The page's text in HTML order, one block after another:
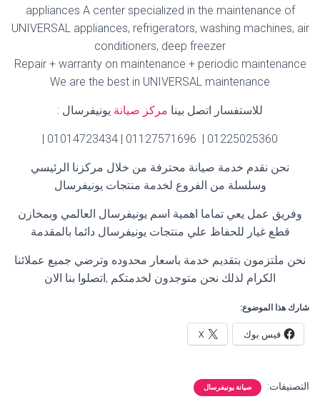
appliances A center specialized in the maintenance of
UNIVERSAL appliances, refrigerators, washing machines, air
conditioners, deep freezer
Repair + warranty on maintenance + periodic maintenance
We are the best in UNIVERSAL maintenance
للاستفسار اتصل بينا مركز صيانة يونيفرسال :
01225025360 | 01127571696 | 01014723434 |
نحن نقدم خدمة صيانة محترفة من خلال مركزنا الرئيسي
وسلسلة من الفروع لخدمة منتجات يونيفرسال
وفريق عمل يعي تماما اهمية اسم يونيفرسال العالمي وبمخازن
قطع غيار للحفاظ علي منتجات يونيفرسال دائما بالمقدمة
نحن ملتزمون بتقديم خدمة باسعار محدوده وترضي جميع عملائنا
الكرام لذلك نحن متوجدون لخدمتكم ,اتصلوا بنا الان
شارك هذا الموضوع:
فيس بوك X
التصنيفات: صيانة يونيفرسال